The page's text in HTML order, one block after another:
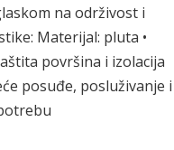
na održivost i
Materijal: pluta •
površina i izolacija
posuđe, posluživanje i